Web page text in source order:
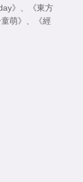
》
《東方
萌》
《經